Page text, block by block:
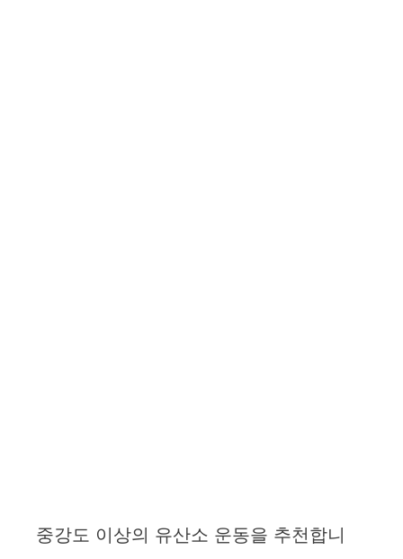
중강도 이상의 유산소 운동을 추천합니